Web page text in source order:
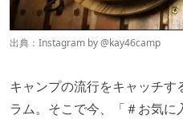
出典：Instagram by@kay46camp
キャンプの流行をキャッチ
ラム。そこで今、「＃お気に